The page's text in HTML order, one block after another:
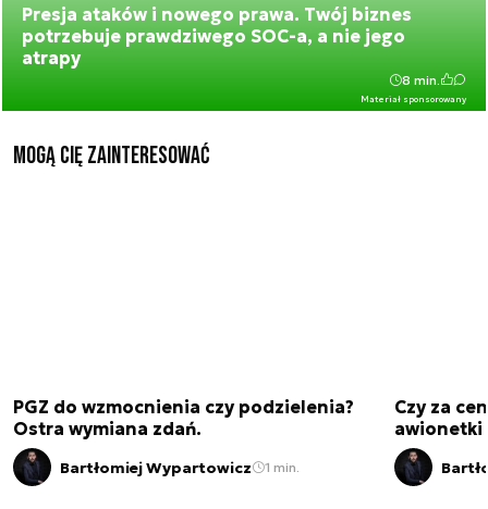
Presja ataków i nowego prawa. Twój biznes
potrzebuje prawdziwego SOC-a, a nie jego
atrapy
Materiał sponsorowany
8 min.
Mogą Cię zainteresować
PGZ do wzmocnienia czy podzielenia?
Ostra wymiana zdań.
Bartłomiej Wypartowicz 1 min.
Czy za
awionetki